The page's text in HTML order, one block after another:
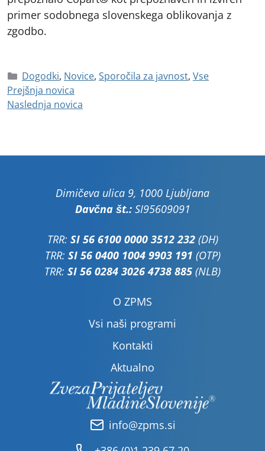
primer sodobnega slovenskega oblikovanja z
zgodbo.
Dogodki, Novice, Sporočila za javnost, Vse
Prejšnja novica
Naslednja novica
Dimičeva ulica 9, 1000 Ljubljana
Davčna št.:SI95609091
TRR: SI 56 6100 0000 3512 232(DH)
TRR: SI 56 0400 1004 9903 191 (OTP)
TRR: SI 56 0284 3026 4738 885 (NLB)
O ZPMS
Vsi naši programi
Kontakti
Aktualno
info@zpms.si